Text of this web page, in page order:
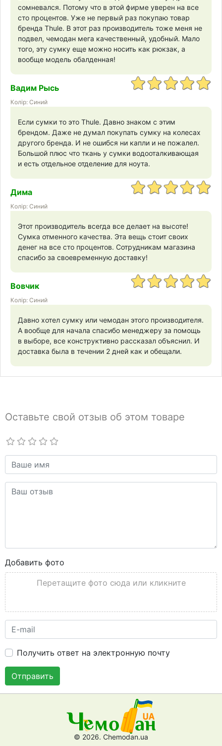
сомневался. Потому что в этой фирме уверен на все
сто процентов. Уже не первый раз покупаю товар
бренда Thule. В этот раз производитель тоже меня не
подвел, чемодан мега качественный, удобный. Мало
того, эту сумку еще можно носить как рюкзак, а
вообще модель обалденная!
Вадим Рысь
Колір: Синий
Если сумки то это Thule. Давно знаком с этим
брендом. Даже не думал покупать сумку на колесах
другого бренда. И не ошибся ни капли и не пожалел.
Большой плюс что ткань у сумки водооталкивающая
и есть отдельное отделение для ноута.
Дима
Колір: Синий
Этот производитель всегда все делает на высоте!
Сумка отменного качества. Эта вещь стоит своих
денег на все сто процентов. Сотрудникам магазина
спасибо за своевременную доставку!
Вовчик
Колір: Синий
Давно хотел сумку или чемодан этого производителя.
А вообще для начала спасибо менеджеру за помощь
в выборе, все конструктивно рассказал объяснил. И
доставка была в течении 2 дней как и обещали.
Оставьте свой отзыв об этом товаре
Добавить фото
Перетащите фото сюда или кликните
Получить ответ на электронную почту
Отправить
© 2026. Chemodan.ua